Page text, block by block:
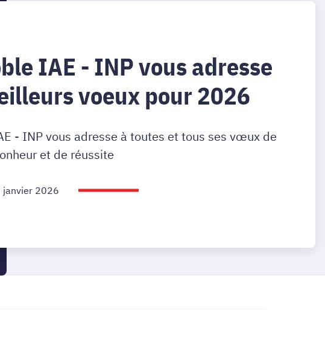
IAE - INP vous adresse
voeux pour 2026
- INP vous adresse à toutes et tous ses vœux de
et de réussite
janvier 2026